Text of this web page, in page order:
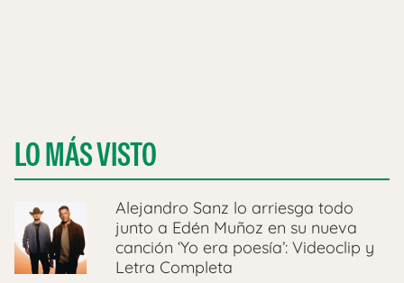
LO MÁS VISTO
Alejandro Sanz lo arriesga todo
junto a Edén Muñoz en su nueva
canción ‘Yo era poesía’: Videoclip y
Letra Completa